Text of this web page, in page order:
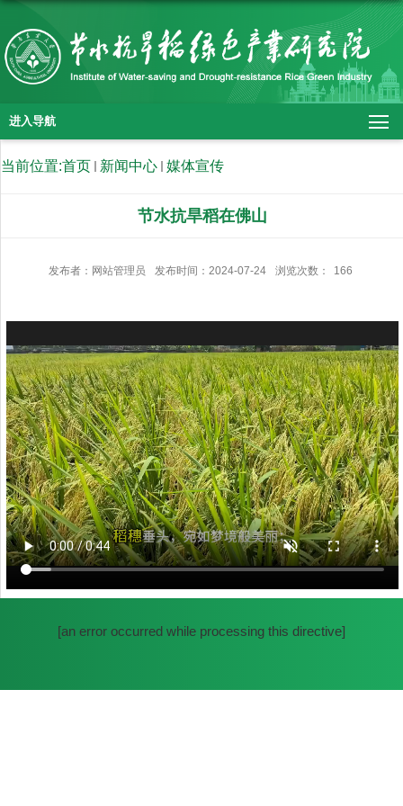
进入导航
当前位置:首页 新闻中心 媒体宣传
节水抗旱稻在佛山
发布者：网站管理员 发布时间：2024-07-24 浏览次数： 166
[an error occurred while processing this directive]